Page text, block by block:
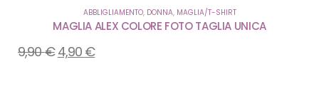
desideri
desideri
desideri
desideri
desideri
ABBLIGLIAMENTO, DONNA, MAGLIA/T-SHIRT
MAGLIA ALEX COLORE FOTO TAGLIA UNICA
9,90€ 4,90 €
desideri